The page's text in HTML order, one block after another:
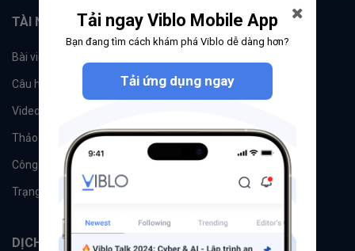
TÀI NGUYÊN
Bài viết
Câu hỏi Tags
Videos
Thảo luận Đề xuất hệ thống
Công cụ Machine Learning
Trạng thái hệ thống
DỊCH VỤ
Tải ngay Viblo Mobile App
Bạn đang tìm cách khám phá Viblo dễ dàng hơn?
Tải ứng dụng ngay